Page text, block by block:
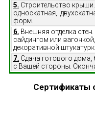
5. Строительство
односкатная,
форм.
6. Внешняя отделка
сайдингом или
декоративной
7. Сдача готового дома,
с Вашей стороны.
Сертификаты